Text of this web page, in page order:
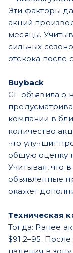
Эти факторы
акций
месяцы.
сильных
отскока после
Buyback
CF объявила о
компании в
количество
что улучшит
общую оценку
Учитывая, что
объявленные
окажет
Техническая
Тогда: Ранее
$91,2–95.